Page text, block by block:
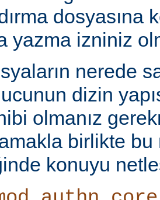
dosyasına
yazma izniniz
nerede
dizin
olmanız
birlikte bu
konuyu